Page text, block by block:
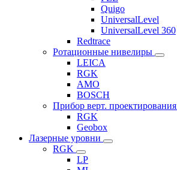
Quigo
UniversalLevel
UniversalLevel 360
Redtrace
Ротационные нивелиры
LEICA
RGK
AMO
BOSCH
Прибор верт. проектирования
RGK
Geobox
Лазерные уровни
RGK
LP